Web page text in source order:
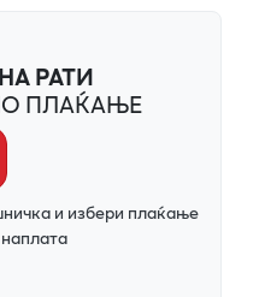
РАТИ
ПЛАЌАЊЕ
и избери плаќање